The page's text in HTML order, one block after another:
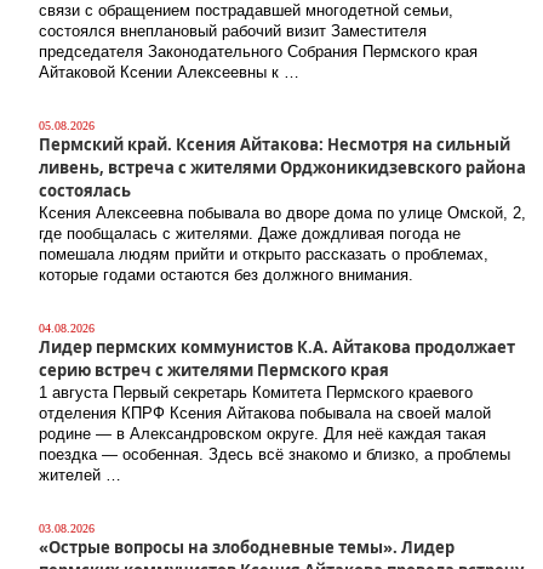
связи с обращением пострадавшей многодетной семьи,
состоялся внеплановый рабочий визит Заместителя
председателя Законодательного Собрания Пермского края
Айтаковой Ксении Алексеевны к …
05.08.2026
Пермский край. Ксения Айтакова: Несмотря на сильный
ливень, встреча с жителями Орджоникидзевского района
состоялась
Ксения Алексеевна побывала во дворе дома по улице Омской, 2,
где пообщалась с жителями. Даже дождливая погода не
помешала людям прийти и открыто рассказать о проблемах,
которые годами остаются без должного внимания.
04.08.2026
Лидер пермских коммунистов К.А. Айтакова продолжает
серию встреч с жителями Пермского края
1 августа Первый секретарь Комитета Пермского краевого
отделения КПРФ Ксения Айтакова побывала на своей малой
родине — в Александровском округе. Для неё каждая такая
поездка — особенная. Здесь всё знакомо и близко, а проблемы
жителей …
03.08.2026
«Острые вопросы на злободневные темы». Лидер